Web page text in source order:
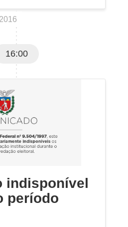
16:00
indisponível
período